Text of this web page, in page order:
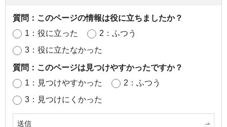
質問：このページの情報は役に立ちましたか？
1：役に立った
2：ふつう
3：役に立たなかった
質問：このページは見つけやすかったですか？
1：見つけやすかった
2：ふつう
3：見つけにくかった